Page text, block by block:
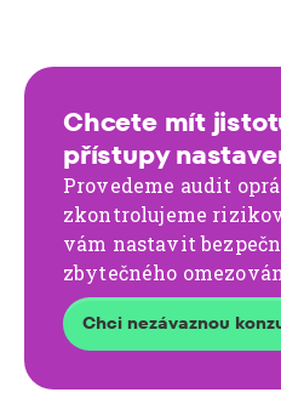
Chcete mít
přístupy
Provedeme audit
zkontrolujeme
vám nastavit
zbytečného
Chci nezávaznou